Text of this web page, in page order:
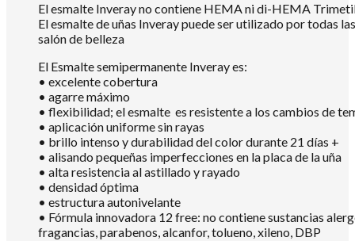
El esmalte Inveray no contiene HEMA ni di-HEMA
El esmalte de uñas Inveray puede ser utilizado por todas
salón de belleza
El Esmalte semipermanente Inveray es:
• excelente cobertura
• agarre máximo
• flexibilidad; el esmalte es resistente a los cambios de
• aplicación uniforme sin rayas
• brillo intenso y durabilidad del color durante 21 días +
• alisando pequeñas imperfecciones en la placa de la uña
• alta resistencia al astillado y rayado
• densidad óptima
• estructura autonivelante
• Fórmula innovadora 12 free: no contiene sustancias
fragancias, parabenos, alcanfor, tolueno, xileno, DBP